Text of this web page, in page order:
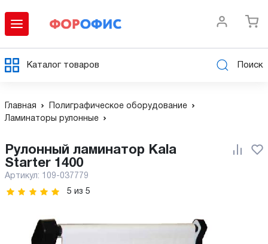
Каталог товаров Поиск
Главная
Полиграфическое оборудование
Ламинаторы рулонные
Рулонный ламинатор Kala
Starter 1400
Артикул: 109-037779
5 из 5